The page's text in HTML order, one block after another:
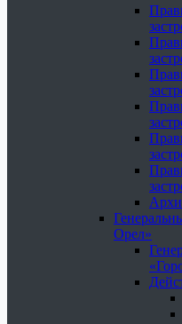
Орел»